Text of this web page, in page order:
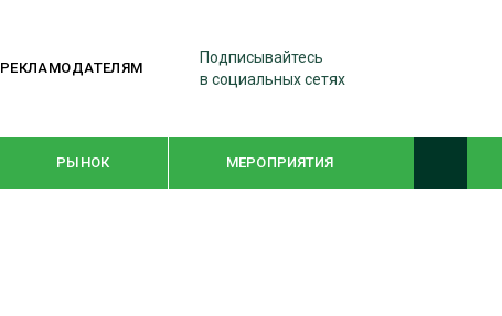
РЕКЛАМОДАТЕЛЯМ
Подписывайтесь
в социальных сетях
РЫНОК МЕРОПРИЯТИЯ